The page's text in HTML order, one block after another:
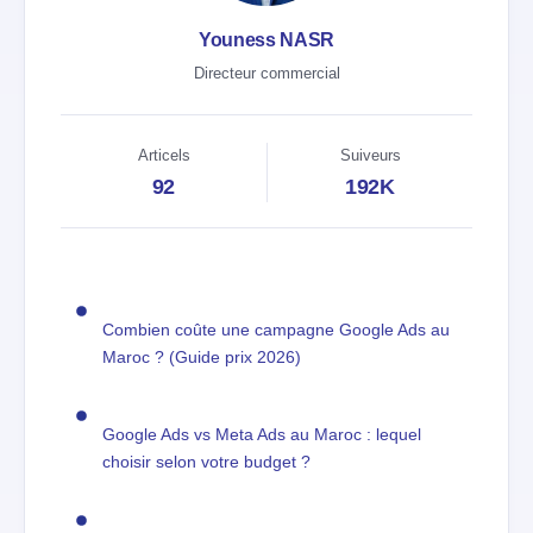
Youness NASR
Directeur commercial
Articels
92
Suiveurs
192K
Combien coûte une campagne Google Ads au
Maroc ? (Guide prix 2026)
Google Ads vs Meta Ads au Maroc : lequel
choisir selon votre budget ?